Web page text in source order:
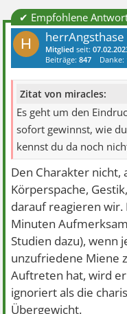
✔ Empfohlene
H herrAngsthase
Mitglied seit:
Beiträge:847 Danke:
Zitat von miracles:
Es geht um den
sofort gewinnst, wie
kennst du da noch
Den Charakter nicht,
Körperspache,
darauf reagieren wir.
Minuten
Studien dazu), wenn
unzufriedene Miene
Auftreten hat, wird
ignoriert als die
Übergewicht.